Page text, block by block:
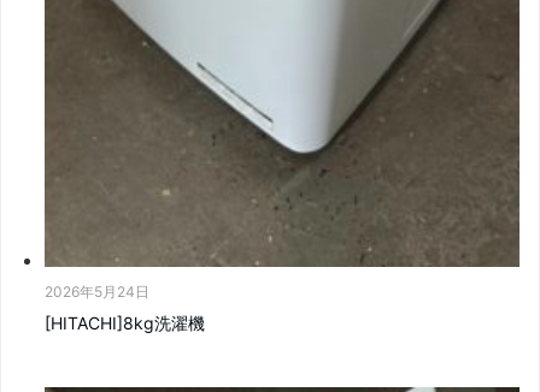
2026年5月24日
[HITACHI]8kg洗濯機